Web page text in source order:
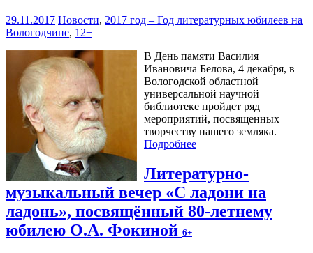
29.11.2017 Новости, 2017 год – Год литературных юбилеев на
Вологодчине, 12+
В День памяти Василия
Ивановича Белова, 4 декабря, в
Вологодской областной
универсальной научной
библиотеке пройдет ряд
мероприятий, посвященных
творчеству нашего земляка.
Подробнее
Литературно-
музыкальный вечер «С ладони на
ладонь», посвящённый 80-летнему
юбилею О.А. Фокиной 6+